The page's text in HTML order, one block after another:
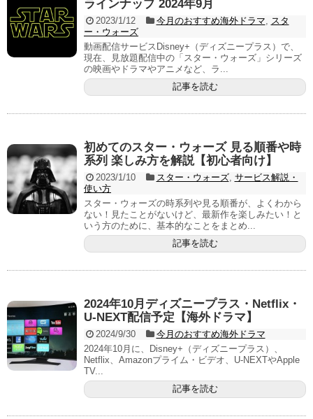
ラインナップ 2024年9月
2023/1/12 今月のおすすめ海外ドラマ, スタ
ー・ウォーズ
動画配信サービスDisney+（ディズニープラス）で、
現在、見放題配信中の「スター・ウォーズ」シリーズ
の映画やドラマやアニメなど、ラ...
記事を読む
初めてのスター・ウォーズ 見る順番や時
系列 楽しみ方を解説【初心者向け】
2023/1/10 スター・ウォーズ, サービス解説・
使い方
スター・ウォーズの時系列や見る順番が、よくわから
ない！見たことがないけど、最新作を楽しみたい！と
いう方のために、基本的なことをまとめ...
記事を読む
2024年10月ディズニープラス・Netflix・
U-NEXT配信予定【海外ドラマ】
2024/9/30
今月のおすすめ海外ドラマ
2024年10月に、Disney+（ディズニープラス）、
Netflix、Amazonプライム・ビデオ、U-NEXTやApple
TV...
記事を読む